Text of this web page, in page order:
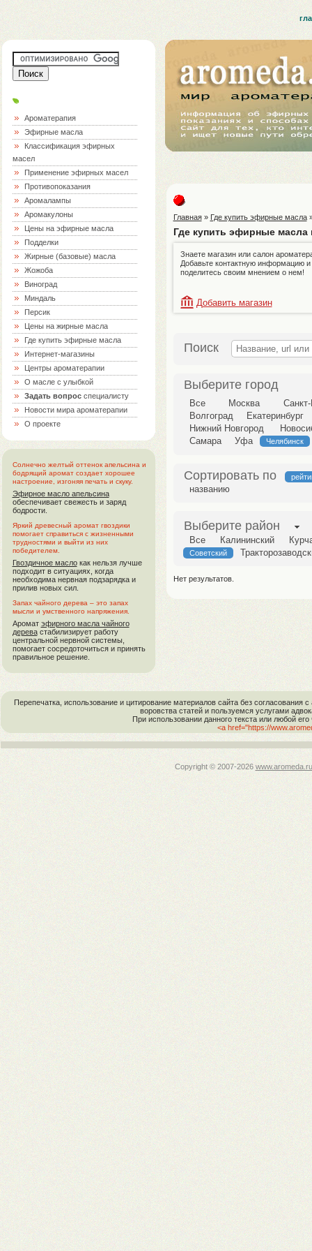
Ароматерапия
Эфирные масла
Классификация эфирных
масел
Применение эфирных масел
Противопоказания
Аромалампы
Аромакулоны
Цены на эфирные масла
Подделки
Жирные (базовые) масла
Жожоба
Виноград
Миндаль
Персик
Цены на жирные масла
Где купить эфирные масла
Интернет-магазины
Центры ароматерапии
О масле с улыбкой
Задать вопросспециалисту
Новости мира ароматерапии
О проекте
Солнечно желтый оттенок апельсина и
бодрящий аромат создает хорошее
настроение, изгоняя печать и скуку.
Эфирное масло апельсина
обеспечивает свежесть и заряд
бодрости.
Яркий древесный аромат гвоздики
помогает справиться с жизненными
трудностями и выйти из них
победителем.
Гвоздичное маслокак нельзя лучше
подходит в ситуациях, когда
необходима нервная подзарядка и
прилив новых сил.
Запах чайного дерева – это запах
мысли и умственного напряжения.
Аромат эфирного масла чайного
деревастабилизирует работу
центральной нервной системы,
помогает сосредоточиться и принять
правильное решение.
Главная» Где купить эфирные масла
Где купить эфирные
Знаете магазин или салон
Добавьте контактную информацию и
поделитесь своим мнением о нем!
Добавить магазин
Поиск
Выберите город
Все Москва
Волгоград
Екатеринбург
Нижний Новгород
Самара
Уфа Челябинск
Сортировать по
названию
Выберите район
Все Калининский
Советский
Нет результатов.
Перепечатка, использование и цитирование материалов сайта без
воровства статей и пользуемся услугами
При использовании данного текста или любой
<a href="https://
Copyright © 2007-2026 www.aromeda.ru